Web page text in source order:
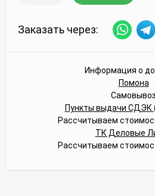
Заказать через:
Информация о
Помона
Самовывоз
Пункты выдачи СДЭК
Рассчитываем
ТК Деловые
Рассчитываем